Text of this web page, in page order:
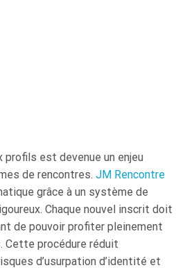
est devenue un enjeu
de rencontres. JM Rencontre
grâce à un système de
Chaque nouvel inscrit doit
de pouvoir profiter pleinement
Cette procédure réduit
d’usurpation d’identité et